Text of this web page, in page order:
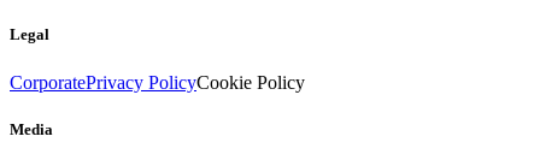
Legal
CorporatePrivacy PolicyCookie Policy
Media